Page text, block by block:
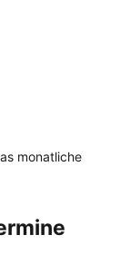
monatliche